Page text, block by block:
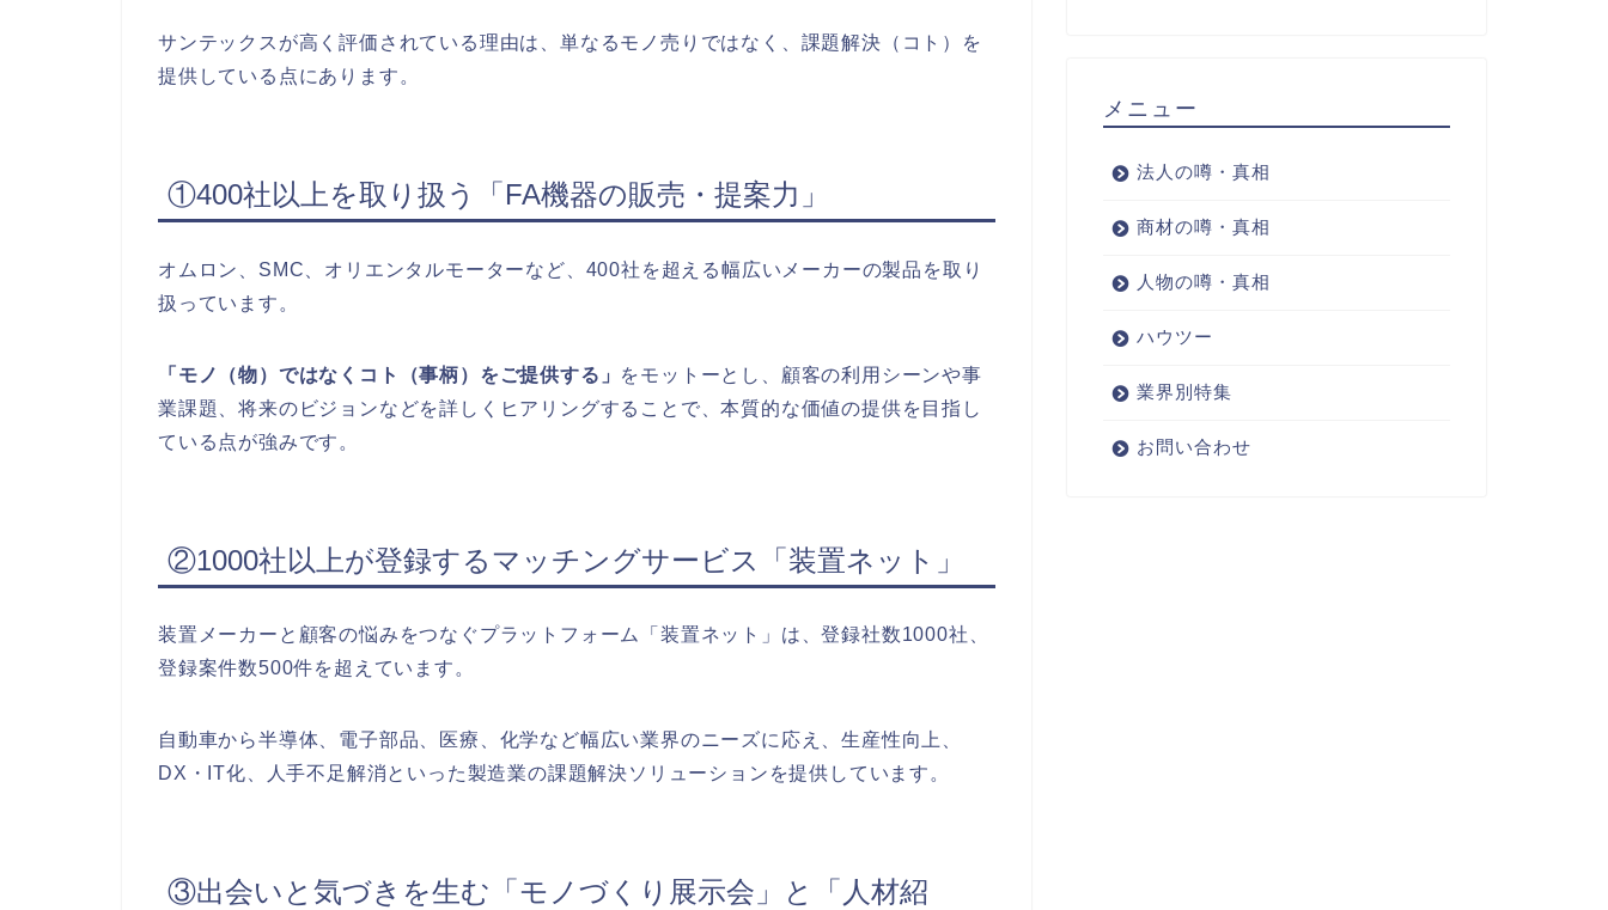
サンテックスが高く評価されている理由は、単なるモノ売りではなく、課題解決（コト）を
提供している点にあります。
①400社以上を取り扱う「FA機器の販売・提案力」
オムロン、SMC、オリエンタルモーターなど、400社を超える幅広いメーカーの製品を取り
扱っています。
「モノ（物）ではなくコト（事柄）をご提供する」 をモットーとし、顧客の利用シーンや事
業課題、将来のビジョンなどを詳しくヒアリングすることで、本質的な価値の提供を目指し
ている点が強みです。
②1000社以上が登録するマッチングサービス「装置ネット」
装置メーカーと顧客の悩みをつなぐプラットフォーム「装置ネット」は、登録社数1000社、
登録案件数500件を超えています。
自動車から半導体、電子部品、医療、化学など幅広い業界のニーズに応え、生産性向上、
DX・IT化、人手不足解消といった製造業の課題解決ソリューションを提供しています。
③出会いと気づきを生む「モノづくり展示会」と「人材紹
メニュー
法人の噂・真相
商材の噂・真相
人物の噂・真相
ハウツー
業界別特集
お問い合わせ